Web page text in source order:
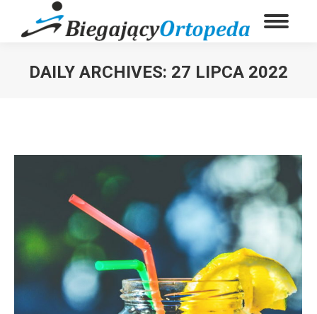
DAILY ARCHIVES: 27 LIPCA 2022